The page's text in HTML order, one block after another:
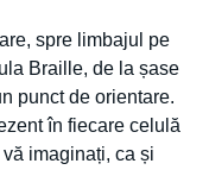
spre limbajul pe
Braille, de la șase
punct de orientare.
în fiecare celulă
imaginați, ca și